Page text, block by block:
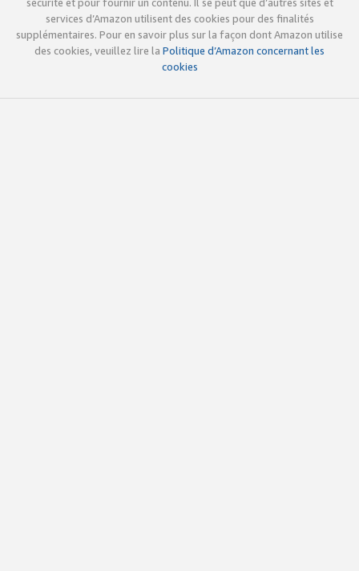
services d’Amazon utilisent des cookies pour des finalités
supplémentaires. Pour en savoir plus sur la façon dont Amazon utilise
des cookies, veuillez lire la Politique d’Amazon concernant les
cookies